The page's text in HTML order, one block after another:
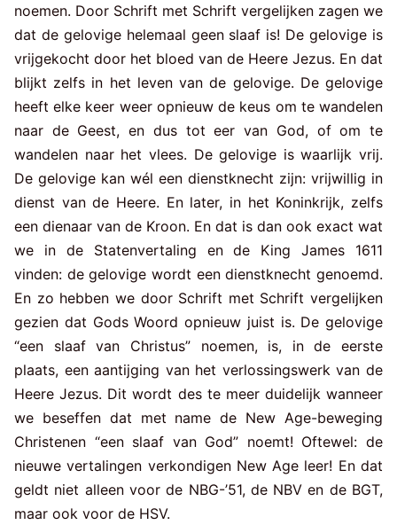
noemen. Door Schrift met Schrift vergelijken zagen we
dat de gelovige helemaal geen slaaf is! De gelovige is
vrijgekocht door het bloed van de Heere Jezus. En dat
blijkt zelfs in het leven van de gelovige. De gelovige
heeft elke keer weer opnieuw de keus om te wandelen
naar de Geest, en dus tot eer van God, of om te
wandelen naar het vlees. De gelovige is waarlijk vrij.
De gelovige kan wél een dienstknecht zijn: vrijwillig in
dienst van de Heere. En later, in het Koninkrijk, zelfs
een dienaar van de Kroon. En dat is dan ook exact wat
we in de Statenvertaling en de King James 1611
vinden: de gelovige wordt een dienstknecht genoemd.
En zo hebben we door Schrift met Schrift vergelijken
gezien dat Gods Woord opnieuw juist is. De gelovige
“een slaaf van Christus” noemen, is, in de eerste
plaats, een aantijging van het verlossingswerk van de
Heere Jezus. Dit wordt des te meer duidelijk wanneer
we beseffen dat met name de New Age-beweging
Christenen “een slaaf van God” noemt! Oftewel: de
nieuwe vertalingen verkondigen New Age leer! En dat
geldt niet alleen voor de NBG-’51, de NBV en de BGT,
maar ook voor de HSV.